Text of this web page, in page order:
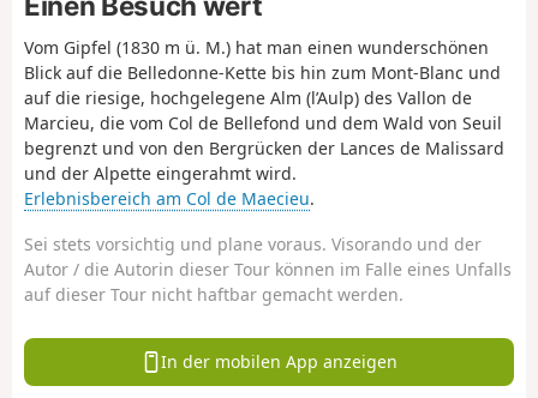
Vom Gipfel (1830 m ü. M.) hat man einen wunderschönen
Blick auf die Belledonne-Kette bis hin zum Mont-Blanc und
auf die riesige, hochgelegene Alm (l’Aulp) des Vallon de
Marcieu, die vom Col de Bellefond und dem Wald von Seuil
begrenzt und von den Bergrücken der Lances de Malissard
und der Alpette eingerahmt wird.
Erlebnisbereich am Col de Maecieu.
Sei stets vorsichtig und plane voraus. Visorando und der
Autor / die Autorin dieser Tour können im Falle eines Unfalls
auf dieser Tour nicht haftbar gemacht werden.
In der mobilen App anzeigen